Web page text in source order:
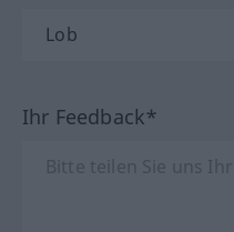
Ihr Feedback*